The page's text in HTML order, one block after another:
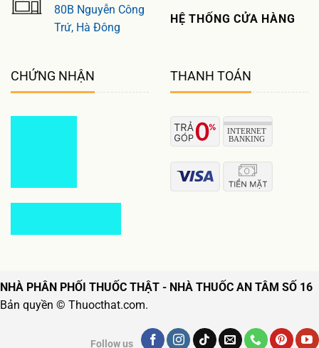
80B Nguyễn Công
Trứ, Hà Đông
HỆ THỐNG CỬA HÀNG
CHỨNG NHẬN THANH TOÁN
NHÀ PHÂN PHỐI THUỐC THẬT - NHÀ THUỐC AN TÂM SỐ 16
Bản quyền © Thuocthat.com.
Follow us